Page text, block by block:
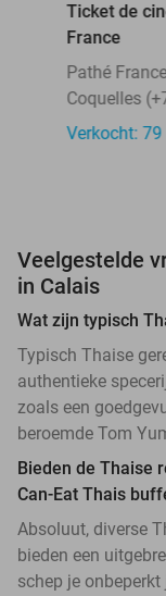
Ticket de
France
Pathé
Coquelles
Verkocht: 79
Veelgestelde
in Calais
Wat zijn typisch
Typisch Thaise
authentieke
zoals een
beroemde Tom
Bieden de Thaise
Can-Eat Thais
Absoluut, diverse
bieden een
schep je